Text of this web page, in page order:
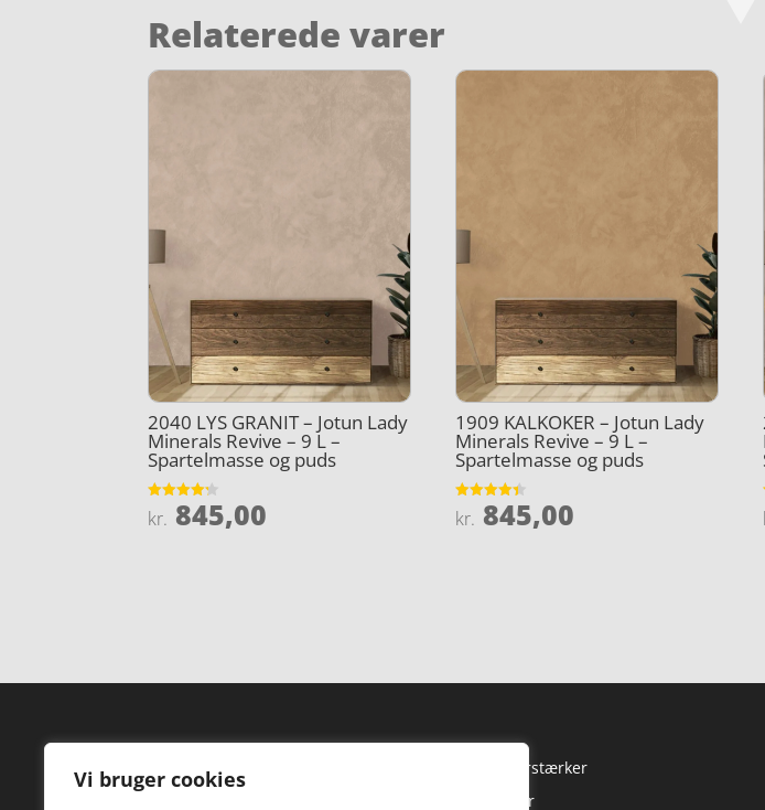
Vi bruger cookies
Relaterede varer
2040 LYS GRANIT – Jotun Lady
Minerals Revive – 9 L –
Spartelmasse og puds
Vurderet
4.2
kr. 845,00
1909 KALKOKER – Jotun Lady
Minerals Revive – 9 L –
Spartelmasse og puds
Vurderet
4.4
kr. 845,00
Forside
HiFi Forstærker
Højtaler